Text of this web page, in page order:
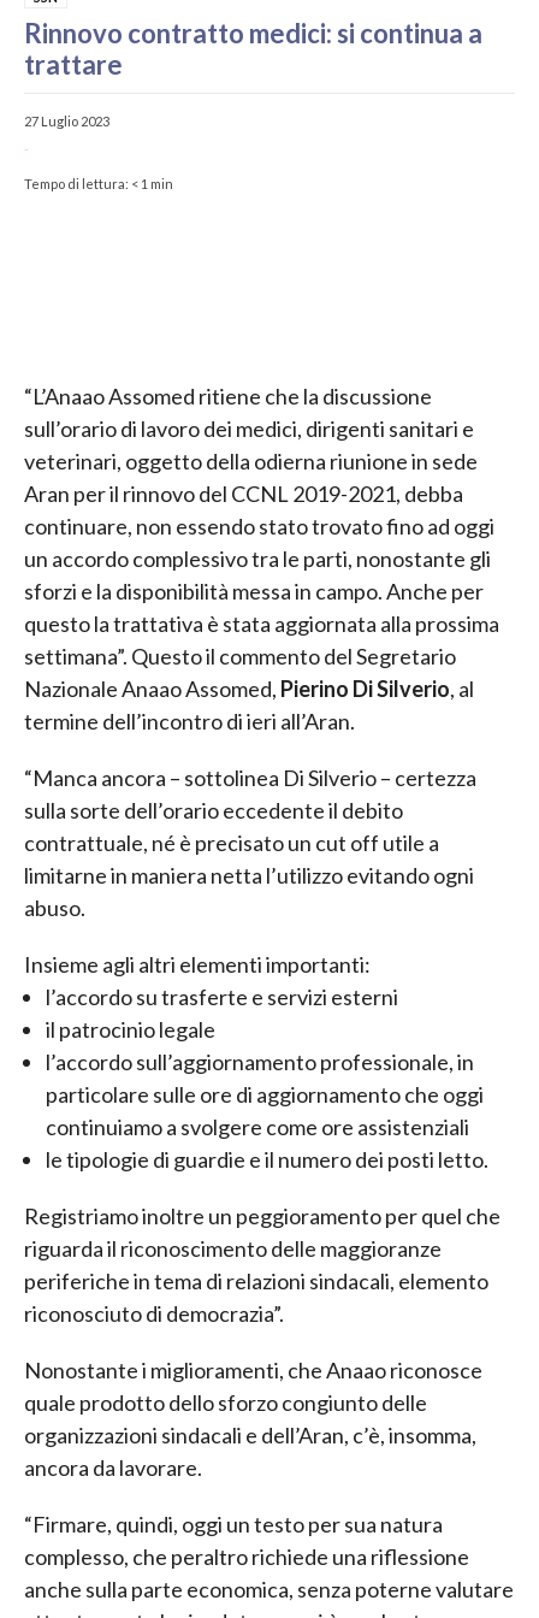
Rinnovo contratto medici: si continua a
trattare
27 Luglio 2023
-
Tempo di lettura: < 1 min
“L’Anaao Assomed ritiene che la discussione
sull’orario di lavoro dei medici, dirigenti sanitari e
veterinari, oggetto della odierna riunione in sede
Aran per il rinnovo del CCNL 2019-2021, debba
continuare, non essendo stato trovato fino ad oggi
un accordo complessivo tra le parti, nonostante gli
sforzi e la disponibilità messa in campo. Anche per
questo la trattativa è stata aggiornata alla prossima
settimana”. Questo il commento del Segretario
Nazionale Anaao Assomed, Pierino Di Silverio, al
termine dell’incontro di ieri all’Aran.
“Manca ancora – sottolinea Di Silverio – certezza
sulla sorte dell’orario eccedente il debito
contrattuale, né è precisato un cut off utile a
limitarne in maniera netta l’utilizzo evitando ogni
abuso.
Insieme agli altri elementi importanti:
l’accordo su trasferte e servizi esterni
il patrocinio legale
l’accordo sull’aggiornamento professionale, in
particolare sulle ore di aggiornamento che oggi
continuiamo a svolgere come ore assistenziali
le tipologie di guardie e il numero dei posti letto.
Registriamo inoltre un peggioramento per quel che
riguarda il riconoscimento delle maggioranze
periferiche in tema di relazioni sindacali, elemento
riconosciuto di democrazia”.
Nonostante i miglioramenti, che Anaao riconosce
quale prodotto dello sforzo congiunto delle
organizzazioni sindacali e dell’Aran, c’è, insomma,
ancora da lavorare.
“Firmare, quindi, oggi un testo per sua natura
complesso, che peraltro richiede una riflessione
anche sulla parte economica, senza poterne valutare